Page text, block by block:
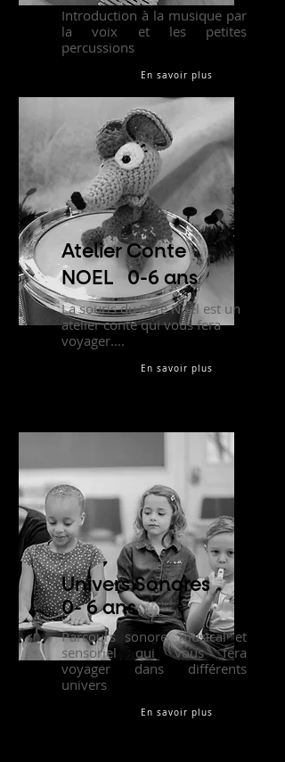
Introduction à la musique par
la voix et les petites
percussions
En savoir plus
Atelier Conte
NOEL 0-6 ans
La souris du Père Noel est un
atelier conte qui vous fera
voyager....
En savoir plus
Univers Sonores
0- 6 ans
Parcours sonore, musical et
sensoriel qui vous fera
voyager dans différents
univers
En savoir plus